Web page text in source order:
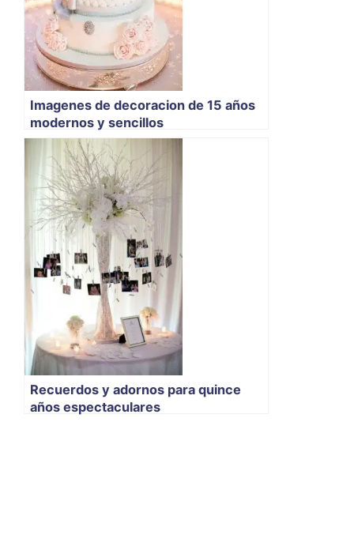
Imagenes de decoracion de 15 años
modernos y sencillos
Recuerdos y adornos para quince
años espectaculares